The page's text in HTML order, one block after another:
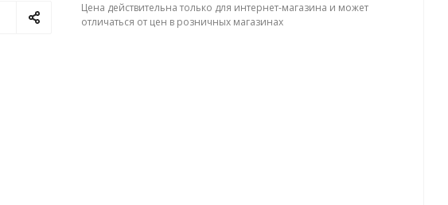
Цена действительна только для интернет-магазина и может
отличаться от цен в розничных магазинах